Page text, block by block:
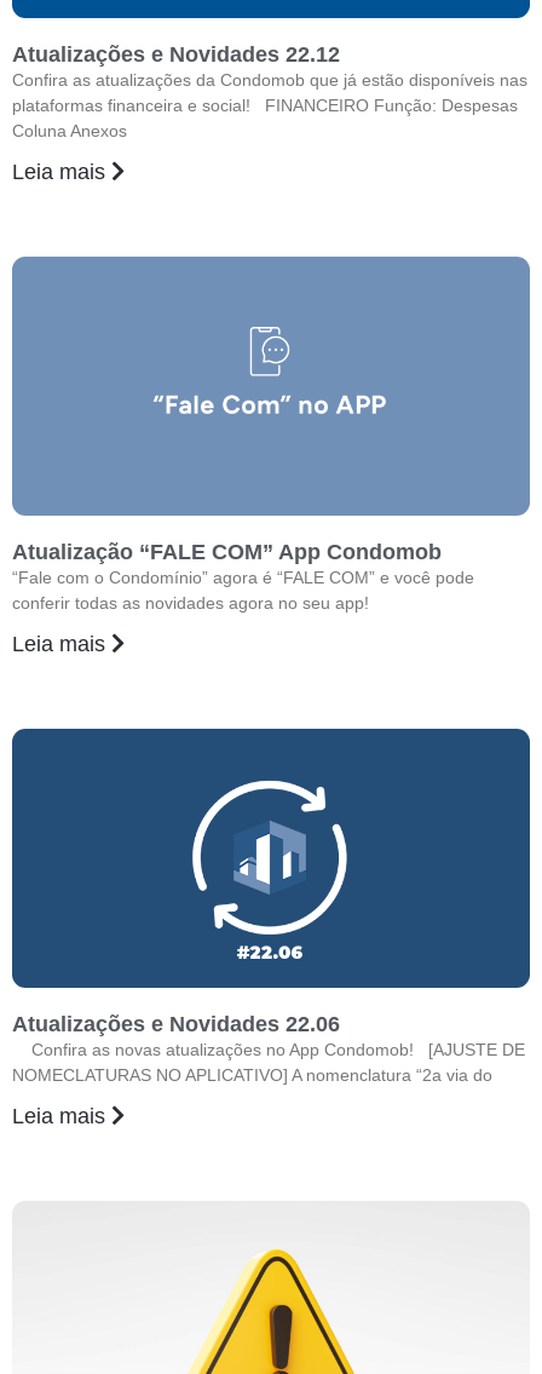
Atualizações e Novidades 22.12
Confira as atualizações da Condomob que já estão disponíveis nas
plataformas financeira e social! FINANCEIRO Função: Despesas
Coluna Anexos
Leia mais
Atualização “FALE COM” App Condomob
“Fale com o Condomínio” agora é “FALE COM” e você pode
conferir todas as novidades agora no seu app!
Leia mais
Atualizações e Novidades 22.06
Confira as novas atualizações no App Condomob! [AJUSTE DE
NOMECLATURAS NO APLICATIVO] A nomenclatura “2a via do
Leia mais